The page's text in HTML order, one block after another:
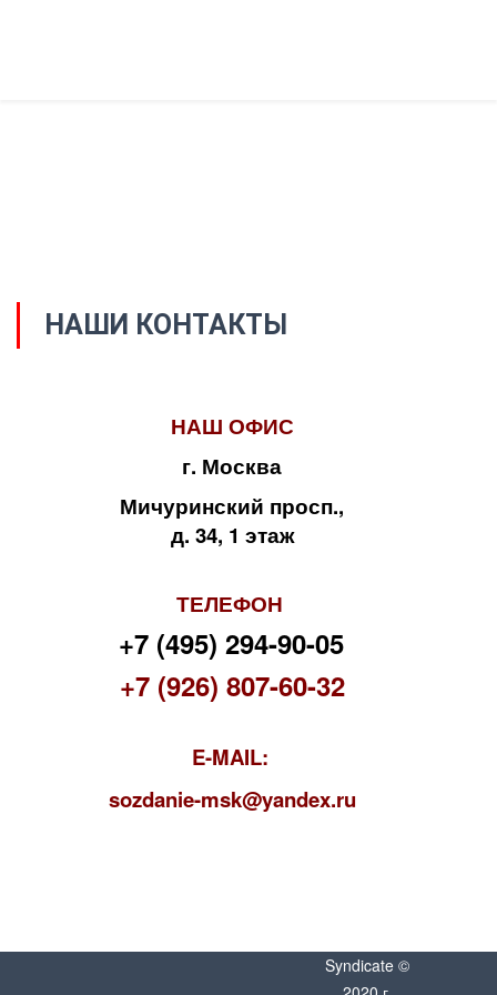
НАШИ КОНТАКТЫ
НАШ ОФИС
г. Москва
Мичуринский просп.,
д. 34, 1 этаж
ТЕЛЕФОН
+7 (495) 294-90-05
+7 (926) 807-60-32
E-MAIL:
sozdanie-msk@yandex.ru
Syndicate ©